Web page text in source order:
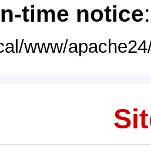
time notice
www/